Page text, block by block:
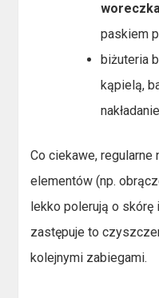
paskiem
biżuteria
kąpielą,
Co ciekawe,
elementów (np.
lekko polerują o
zastępuje to
kolejnymi zabiegami.